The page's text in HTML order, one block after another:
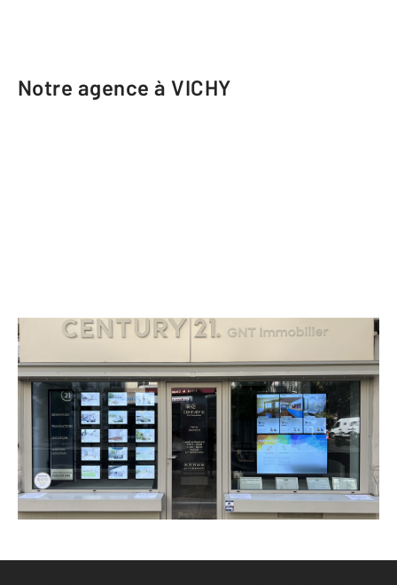
Notre agence à VICHY
CENTURY 21 GNT Immobilier
4 avenue Aristide Briand
VICHY - 03200
Envoyer un message
Téléphoner à l'agence